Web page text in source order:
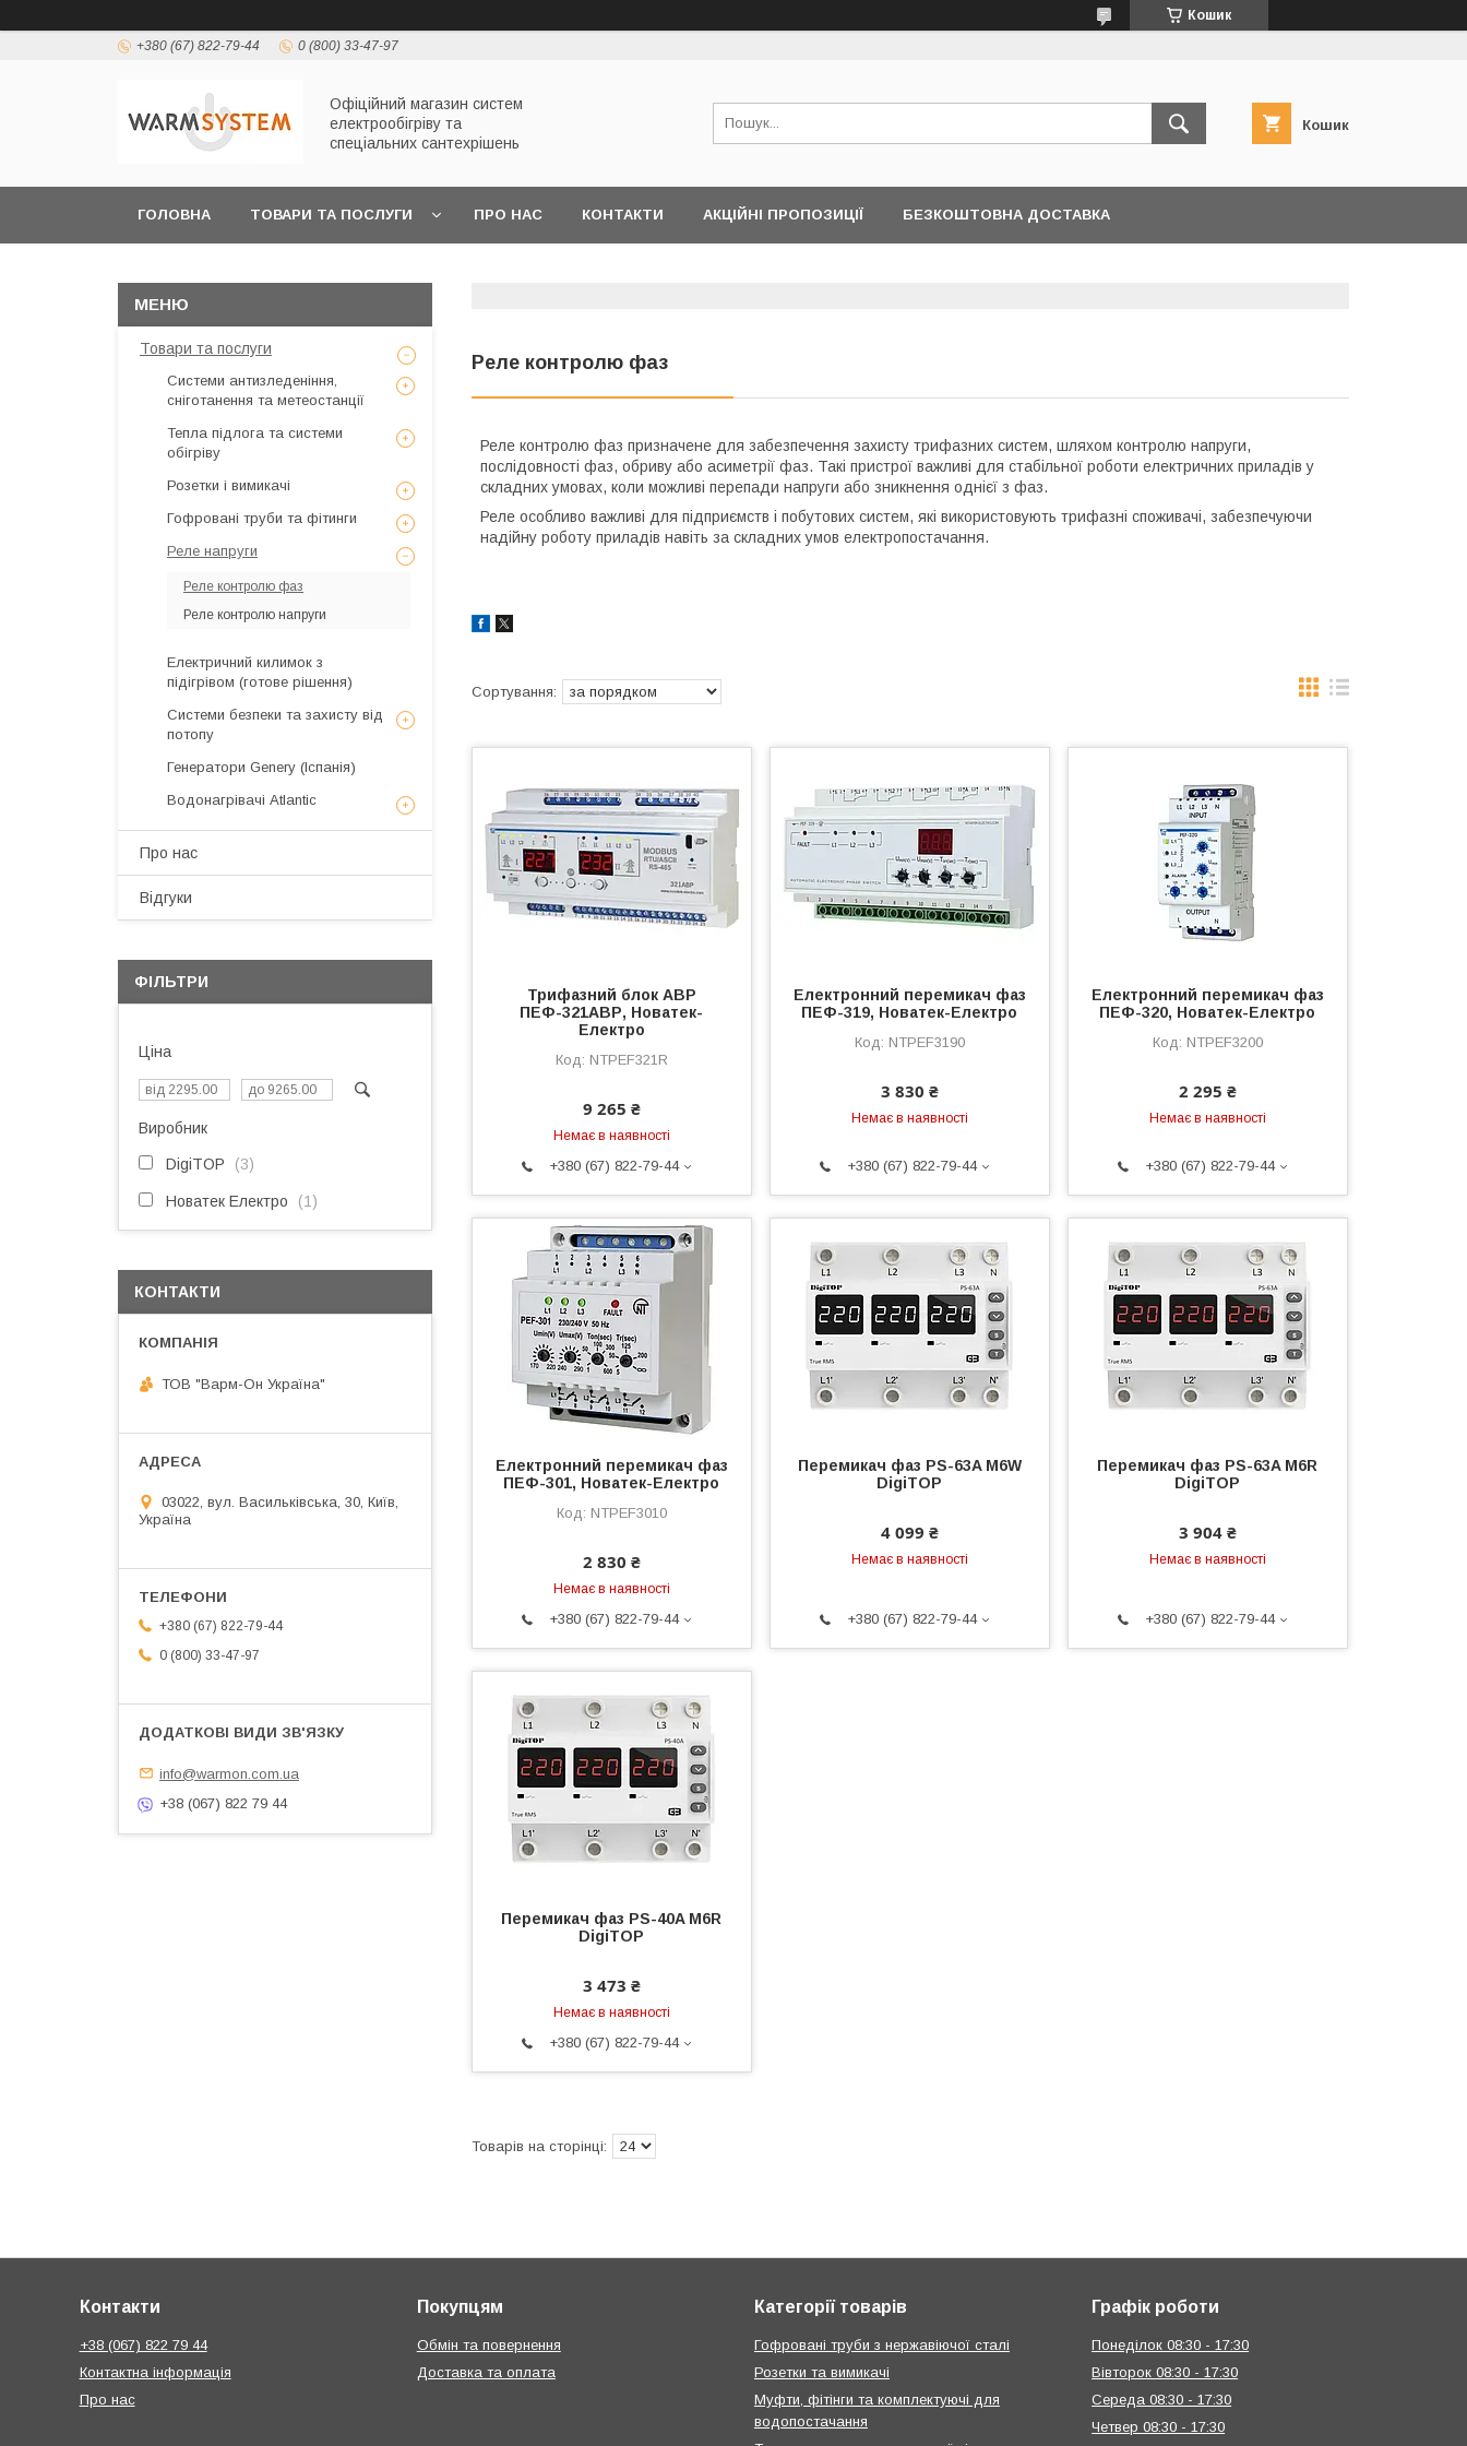
Кошик
+380 (67) 822-79-44 0 (800) 33-47-97
Офіційний магазин систем
електрообігріву та
спеціальних сантехрішень
Кошик
ГОЛОВНА ТОВАРИ ТА ПОСЛУГИ ПРО НАС КОНТАКТИ АКЦІЙНІ ПРОПОЗИЦІЇ БЕЗКОШТОВНА ДОСТАВКА
Реле контролю фаз
Реле контролю фаз призначене для забезпечення захисту трифазних систем, шляхом контролю напруги,
послідовності фаз, обриву або асиметрії фаз. Такі пристрої важливі для стабільної роботи електричних приладів у
складних умовах, коли можливі перепади напруги або зникнення однієї з фаз.
Реле особливо важливі для підприємств і побутових систем, які використовують трифазні споживачі, забезпечуючи
надійну роботу приладів навіть за складних умов електропостачання.
Трифазний блок АВР
ПЕФ-321АВР, Новатек-
Електро
NTPEF321R
9 265 ₴
Немає в наявності
+380 (67) 822-79-44
Електронний перемикач фаз
ПЕФ-319, Новатек-Електро
NTPEF3190
3 830 ₴
Немає в наявності
+380 (67) 822-79-44
Електронний перемикач фаз
ПЕФ-320, Новатек-Електро
NTPEF3200
2 295 ₴
Немає в наявності
+380 (67) 822-79-44
Електронний перемикач фаз
ПЕФ-301, Новатек-Електро
NTPEF3010
2 830 ₴
Немає в наявності
+380 (67) 822-79-44
Перемикач фаз PS-63A M6W
DigiTOP
4 099 ₴
Немає в наявності
+380 (67) 822-79-44
Перемикач фаз PS-63A M6R
DigiTOP
3 904 ₴
Немає в наявності
+380 (67) 822-79-44
Перемикач фаз PS-40A M6R
DigiTOP
3 473 ₴
Немає в наявності
+380 (67) 822-79-44
Товари та послуги
Системи антизледеніння,
сніготанення та метеостанції
Тепла підлога та системи
обігріву
Розетки і вимикачі
Гофровані труби та фітинги
Реле напруги
Реле контролю фаз
Реле контролю напруги
Електричний килимок з
підігрівом (готове рішення)
Системи безпеки та захисту від
потопу
Генератори Genery (Іспанія)
Водонагрівачі Atlantic
Про нас
Відгуки
ФІЛЬТРИ
Ціна
Виробник
DigiTOP 3
Новатек Електро 1
КОНТАКТИ
ТОВ "Варм-Он Україна"
03022, вул. Васильківська, 30, Київ,
Україна
+380 (67) 822-79-44
0 (800) 33-47-97
info@warmon.com.ua
+38 (067) 822 79 44
Контакти
+38 (067) 822 79 44
Контактна інформація
Про нас
Покупцям
Обмін та повернення
Доставка та оплата
Категорії товарів
Гофровані труби з нержавіючої сталі
Розетки та вимикачі
Муфти, фітінги та комплектуючі для
водопостачання
Графік роботи
Понеділок 08:30 - 17:30
Вівторок 08:30 - 17:30
Середа 08:30 - 17:30
Четвер 08:30 - 17:30